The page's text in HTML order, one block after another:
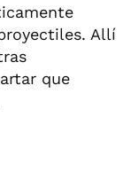
Allí
que